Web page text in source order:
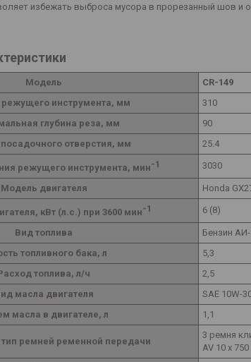
избежать выброса мусора в прорезанный шов и
Модель
CR-149
инструмента, мм
310
глубина реза, мм
90
отверстия, мм
25.4
режущего инструмента, мин-1 3030
Модель двигателя Honda
кВт (л.с.) при 3600 мин-1 6 (8)
Вид топлива
Бензин
топливного бака, л
5,3
топлива, л/ч
2,5
масла двигателя
SAE 10W-
масла в двигателе, л
1,1
тип ремней ременной передачи
3 ремня
AV 10 х